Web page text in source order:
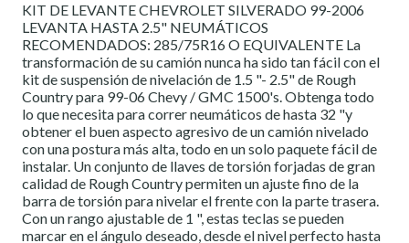
KIT DE LEVANTE CHEVROLET SILVERADO 99-2006
LEVANTA HASTA 2.5" NEUMÁTICOS
RECOMENDADOS: 285/75R16 O EQUIVALENTE La
transformación de su camión nunca ha sido tan fácil con el
kit de suspensión de nivelación de 1.5 "- 2.5" de Rough
Country para 99-06 Chevy / GMC 1500's. Obtenga todo
lo que necesita para correr neumáticos de hasta 32 "y
obtener el buen aspecto agresivo de un camión nivelado
con una postura más alta, todo en un solo paquete fácil de
instalar. Un conjunto de llaves de torsión forjadas de gran
calidad de Rough Country permiten un ajuste fino de la
barra de torsión para nivelar el frente con la parte trasera.
Con un rango ajustable de 1 ", estas teclas se pueden
marcar en el ángulo deseado, desde el nivel perfecto hasta